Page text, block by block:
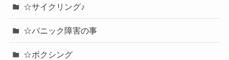
☆サイクリング♪
☆パニック障害の事
☆ボクシング